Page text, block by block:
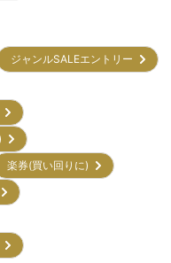
ジャンルSALEエントリー
)
楽券(買い回りに)